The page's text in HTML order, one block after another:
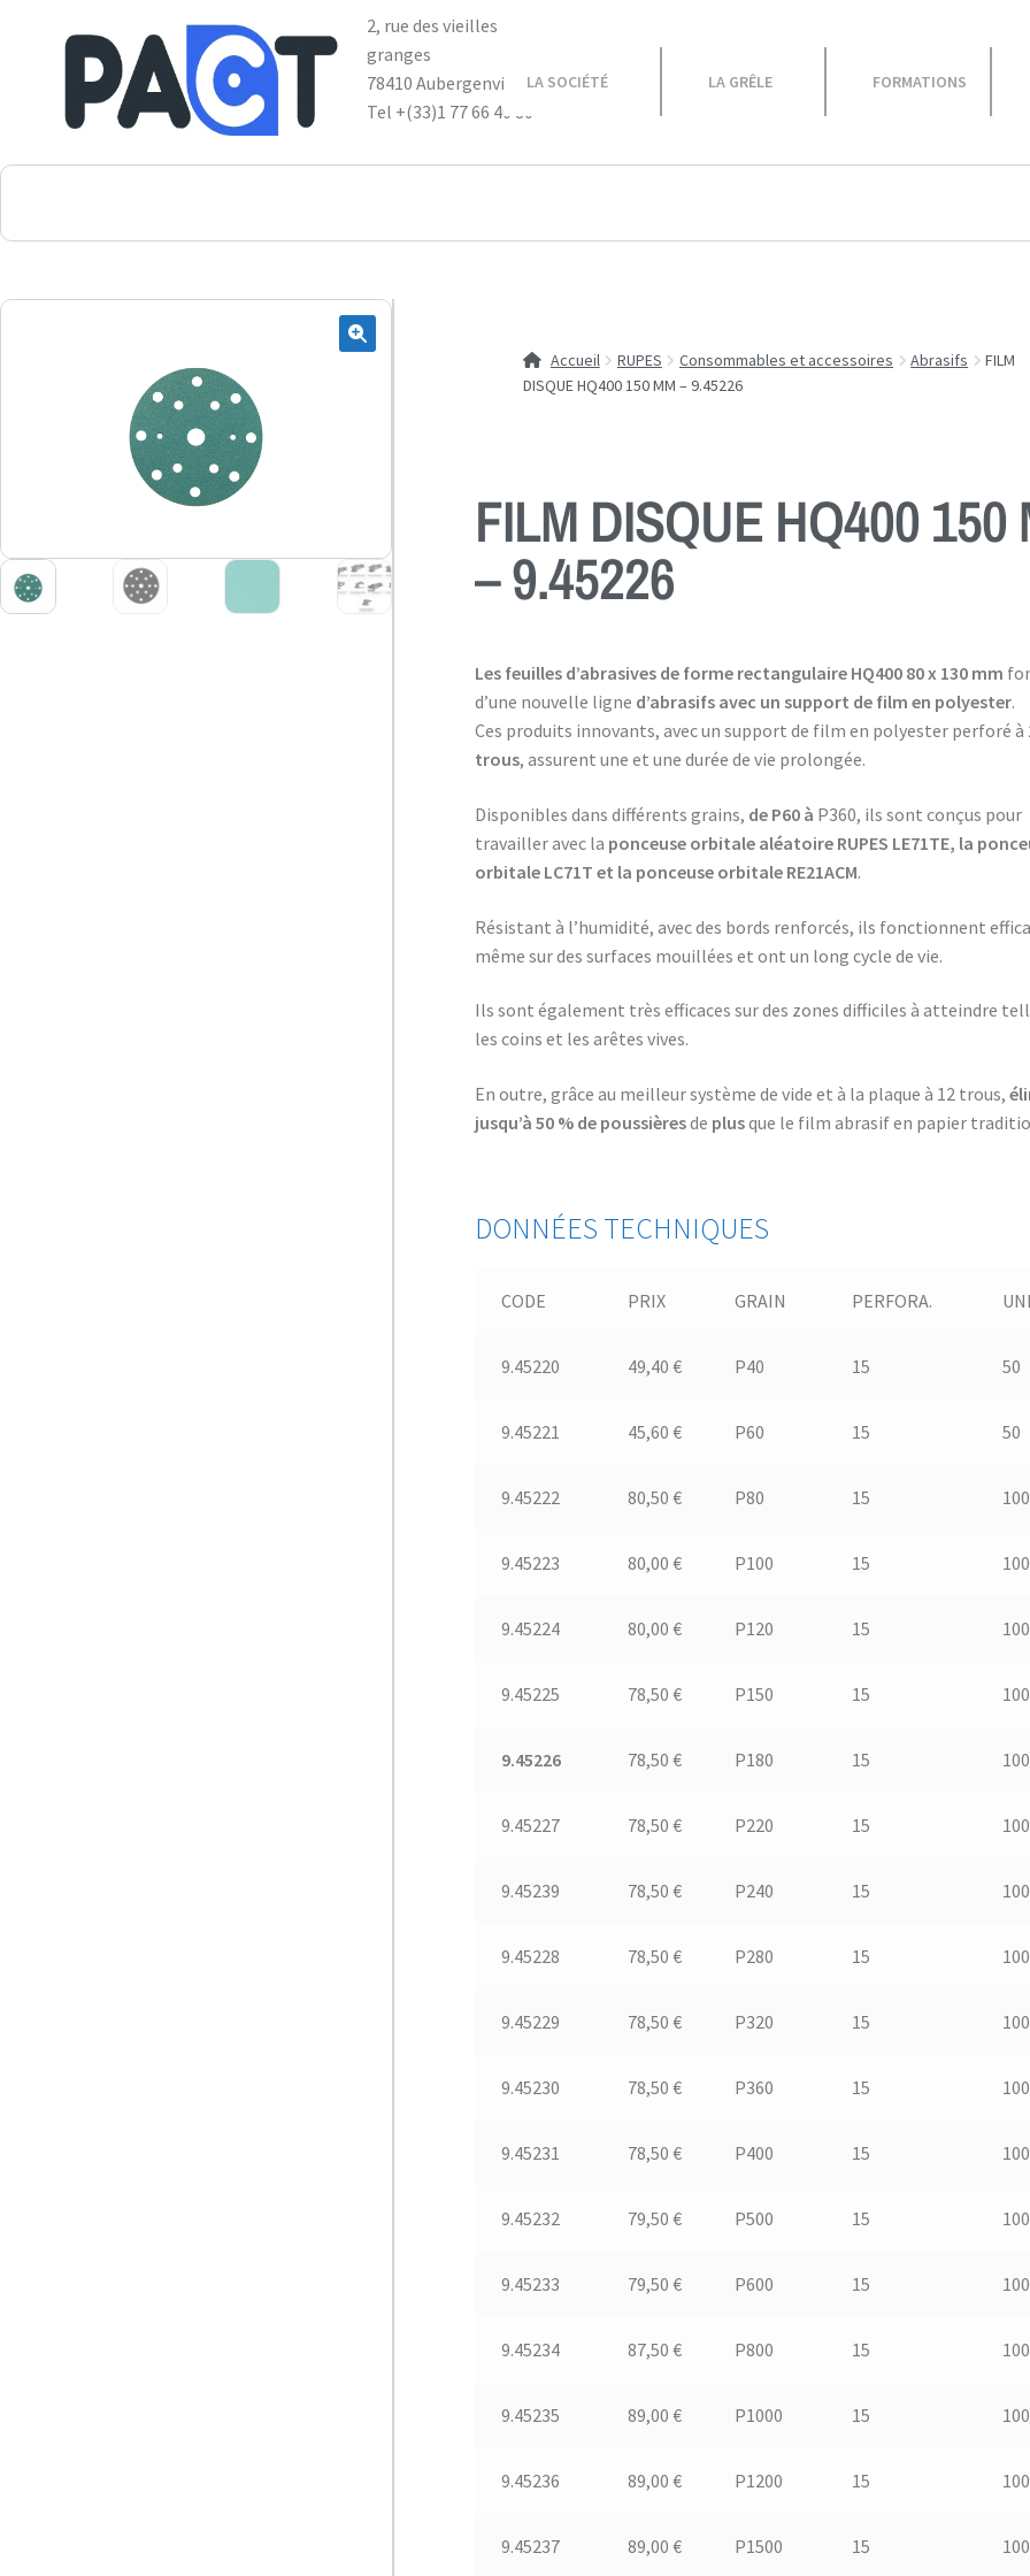
2, rue des vieilles
granges
78410 Aubergenville
Tel +(33)1 77 66 40 80
LA SOCIÉTÉ LA GRÊLE FORMATIONS
Accueil RUPES Consommables et accessoires Abrasifs
FILM
DISQUE HQ400 150 MM – 9.45226
FILM DISQUE HQ400 150
– 9.45226
Les feuilles d’abrasives de forme rectangulaire HQ400 80 x 130 mm
d’une nouvelle ligne d’abrasifs avec un support de film en polyester.
Ces produits innovants, avec un support de film en polyester perforé à
trous, assurent une et une durée de vie prolongée.
Disponibles dans différents grains, de P60 à P360, ils sont conçus pour
travailler avec la ponceuse orbitale aléatoire RUPES LE71TE, la
orbitale LC71T et la ponceuse orbitale RE21ACM.
Résistant à l’humidité, avec des bords renforcés, ils fonctionnent
même sur des surfaces mouillées et ont un long cycle de vie.
Ils sont également très efficaces sur des zones difficiles à atteindre
les coins et les arêtes vives.
En outre, grâce au meilleur système de vide et à la plaque à 12 trous,
jusqu’à 50 % de poussièresde plusque le film abrasif en papier
DONNÉES TECHNIQUES
CODE PRIX GRAIN PERFORA.
9.45220 49,40 € P40 15 50
9.45221 45,60 € P60 15 50
9.45222 80,50 € P80 15 100
9.45223 80,00 € P100 15 100
9.45224 80,00 € P120 15 100
9.45225 78,50 € P150 15 100
9.45226 78,50 € P180 15 100
9.45227 78,50 € P220 15 100
9.45239 78,50 € P240 15 100
9.45228 78,50 € P280 15 100
9.45229 78,50 € P320 15 100
9.45230 78,50 € P360 15 100
9.45231 78,50 € P400 15 100
9.45232 79,50 € P500 15 100
9.45233 79,50 € P600 15 100
9.45234 87,50 € P800 15 100
9.45235 89,00 € P1000 15 100
9.45236 89,00 € P1200 15 100
9.45237 89,00 € P1500 15 100